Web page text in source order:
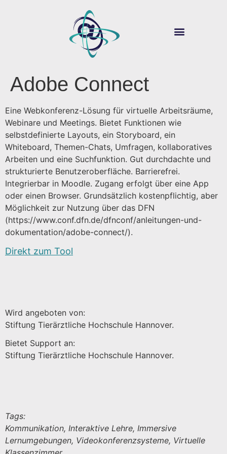
Adobe Connect
Eine Webkonferenz-Lösung für virtuelle Arbeitsräume,
Webinare und Meetings. Bietet Funktionen wie
selbstdefinierte Layouts, ein Storyboard, ein
Whiteboard, Themen-Chats, Umfragen, kollaboratives
Arbeiten und eine Suchfunktion. Gut durchdachte und
strukturierte Benutzeroberfläche. Barrierefrei.
Integrierbar in Moodle. Zugang erfolgt über eine App
oder einen Browser. Grundsätzlich kostenpflichtig, aber
Möglichkeit zur Nutzung über das DFN
(https://www.conf.dfn.de/dfnconf/anleitungen-und-
dokumentation/adobe-connect/).
Direkt zum Tool
Wird angeboten von:
Stiftung Tierärztliche Hochschule Hannover.
Bietet Support an:
Stiftung Tierärztliche Hochschule Hannover.
Tags:
Kommunikation, Interaktive Lehre, Immersive
Lernumgebungen, Videokonferenzsysteme, Virtuelle